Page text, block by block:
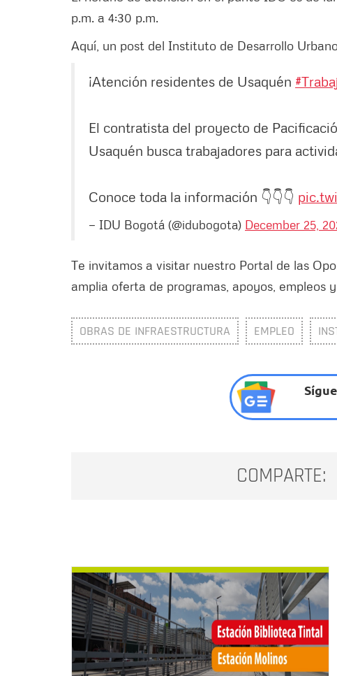
p.m. a 4:30 p.m.
Aquí, un post del Instituto de Desarrollo
¡Atención residentes de Usaquén
El contratista del proyecto de
Usaquén busca trabajadores para
Conoce toda la información 👇👇👇
— IDU Bogotá (@idubogota) December 25,
Te invitamos a visitar nuestro Portal de las
amplia oferta de programas, apoyos, empleos
OBRAS DE INFRAESTRUCTURA EMPLEO
COMPARTE: